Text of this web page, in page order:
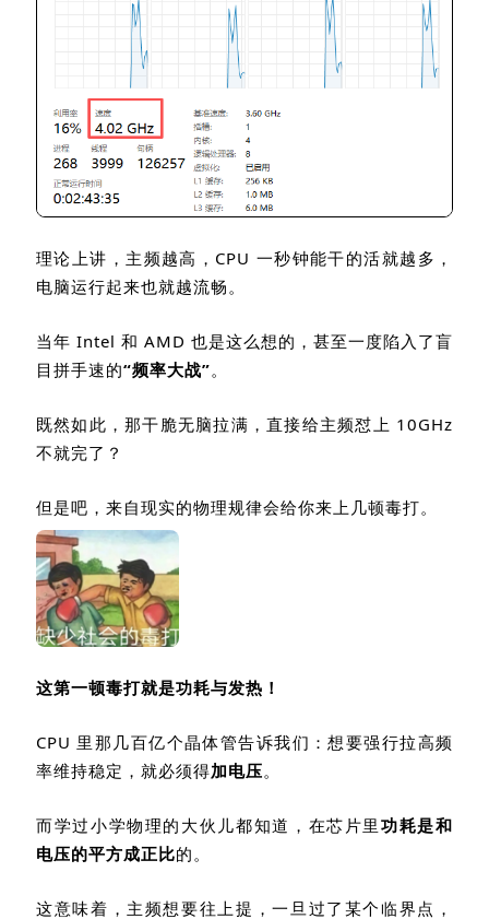
理论上讲，主频越高， CPU 一秒钟能干的活就越多，
电脑运行起来也就越流畅。
当年 Intel 和 AMD 也是这么想的，甚至一度陷入了盲
目拼手速的“频率大战”。
既然如此，那干脆无脑拉满，直接给主频怼上 10GHz
不就完了？
但是吧，来自现实的物理规律会给你来上几顿毒打。
这第一顿毒打就是功耗与发热！
CPU 里那几百亿个晶体管告诉我们：想要强行拉高频
率维持稳定，就必须得加电压。
而学过小学物理的大伙儿都知道，在芯片里功耗是和
电压的平方成正比的。
这意味着，主频想要往上提，一旦过了某个临界点，